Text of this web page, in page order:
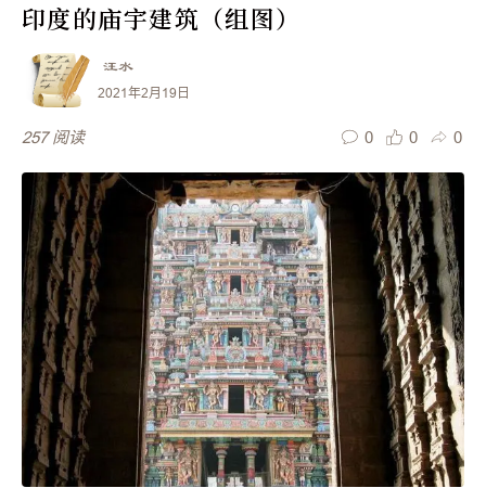
印度的庙宇建筑（组图）
汪水
2021年2月19日
257 阅读 0 0 0